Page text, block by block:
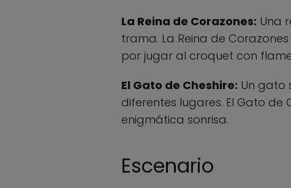
La Reina de Corazones: Una
trama. La Reina de
por jugar al croquet con
El Gato de Cheshire: Un gato
diferentes lugares. El Gato
enigmática sonrisa.
Escenario